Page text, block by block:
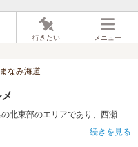
行きたい メニュー
なみ海道
愛媛県の今治・しまなみ海道エリアは愛媛県の北東部のエリアであり、西瀬戸自動車道こと「しまなみ海道」が島々を結んでいるエリアだ。また、港が多いため、フェリーでこのエリアへのアクセスも可能だ。このエリアのグルメは漁港があるため魚介類を楽しむことができ、鯛料理が有名だ。また、魚介類以外のグルメも豊富であり、「今治焼き」という鉄板を使った鶏料理、「焼豚卵飯」というチャーシューを使った飯料理もおすすめ。
続きを見る